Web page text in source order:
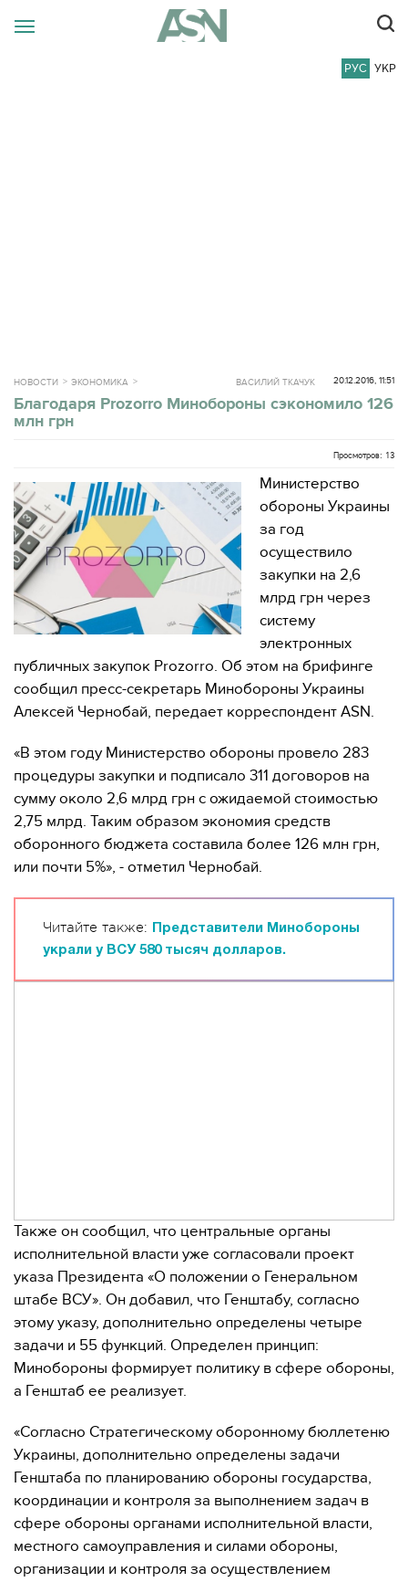
РУС УКР
НОВОСТИ ЭКОНОМИКА 20.12.2016, 11:51
ВАСИЛИЙ ТКАЧУК
Благодаря Prozorro Минобороны сэкономило 126
млн грн
Просмотров: 13
Министерство
обороны Украины
за год
осуществило
закупки на 2,6
млрд грн через
систему
электронных
публичных закупок Prozorro. Об этом на брифинге
сообщил пресс-секретарь Минобороны Украины
Алексей Чернобай, передает корреспондент ASN.
«В этом году Министерство обороны провело 283
процедуры закупки и подписало 311 договоров на
сумму около 2,6 млрд грн с ожидаемой стоимостью
2,75 млрд. Таким образом экономия средств
оборонного бюджета составила более 126 млн грн,
или почти 5%», - отметил Чернобай.
Читайте также:
Представители Минобороны
украли у ВСУ 580 тысяч долларов.
Также он сообщил, что центральные органы
исполнительной власти уже согласовали проект
указа Президента «О положении о Генеральном
штабе ВСУ». Он добавил, что Генштабу, согласно
этому указу, дополнительно определены четыре
задачи и 55 функций. Определен принцип:
Минобороны формирует политику в сфере обороны,
а Генштаб ее реализует.
«Согласно Стратегическому оборонному бюллетеню
Украины, дополнительно определены задачи
Генштаба по планированию обороны государства,
координации и контроля за выполнением задач в
сфере обороны органами исполнительной власти,
местного самоуправления и силами обороны,
организации и контроля за осуществлением